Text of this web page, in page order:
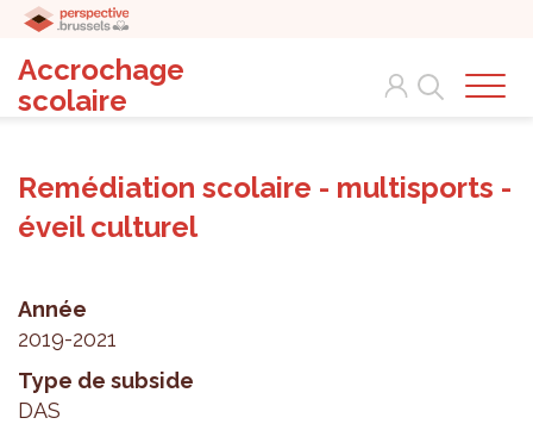
Accrochage
scolaire
Search
Remédiation scolaire - multisports -
éveil culturel
Année
2019-2021
Type de subside
DAS